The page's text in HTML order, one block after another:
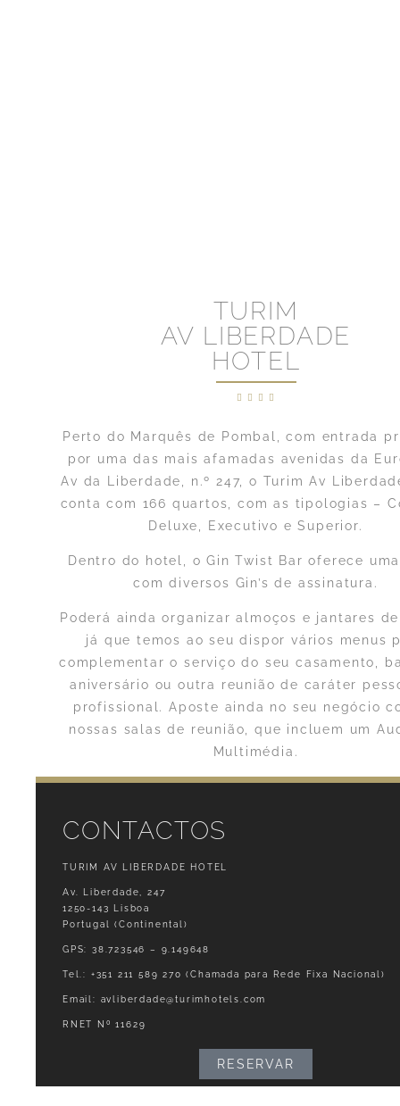
TURIM
AV LIBERDADE
HOTEL
Perto do Marquês de Pombal, com entrada
por uma das mais afamadas avenidas da
Av da Liberdade, n.º 247, o Turim Av
conta com 166 quartos, com as tipologias –
Deluxe, Executivo e Superior.
Dentro do hotel, o Gin Twist Bar oferece
com diversos Gin’s de assinatura.
Poderá ainda organizar almoços e jantares
já que temos ao seu dispor vários menus
complementar o serviço do seu casamento,
aniversário ou outra reunião de caráter
profissional. Aposte ainda no seu negócio
nossas salas de reunião, que incluem um
Multimédia.
CONTACTOS
TURIM AV LIBERDADE HOTEL
Av. Liberdade, 247
1250-143 Lisboa
Portugal (Continental)
GPS: 38.723546 – 9.149648
Tel.: +351 211 589 270 (Chamada para Rede Fixa Nacional)
Email: avliberdade@turimhotels.com
RNET Nº 11629
RESERVAR